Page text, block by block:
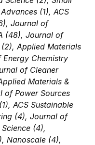
(1), ACS
Journal of
(48), Journal of
Applied Materials
Chemistry
of Cleaner
Materials &
of Power Sources
ACS Sustainable
(4), Journal of
(4),
Nanoscale (4),